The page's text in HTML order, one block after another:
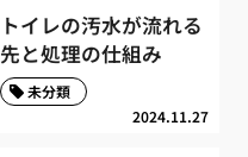
トイレの汚水が流れる
先と処理の仕組み
2024.11.27
未分類